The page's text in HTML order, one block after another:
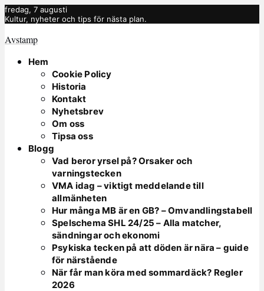
fredag, 7 augusti
Kultur, nyheter och tips för nästa plan.
Avstamp
Hem
Cookie Policy
Historia
Kontakt
Nyhetsbrev
Om oss
Tipsa oss
Blogg
Vad beror yrsel på? Orsaker och
varningstecken
VMA idag – viktigt meddelande till
allmänheten
Hur många MB är en GB? – Omvandlingstabell
Spelschema SHL 24/25 – Alla matcher,
sändningar och ekonomi
Psykiska tecken på att döden är nära – guide
för närstående
När får man köra med sommardäck? Regler
2026